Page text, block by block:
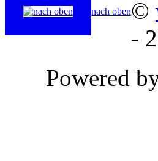
nach oben©
-
Powered